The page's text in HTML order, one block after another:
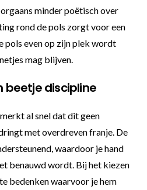
minder poëtisch over
rond de pols zorgt voor een
pols even op zijn plek wordt
mag blijven.
beetje discipline
al snel dat dit geen
met overdreven franje. De
waardoor je hand
benauwd wordt. Bij het kiezen
bedenken waarvoor je hem